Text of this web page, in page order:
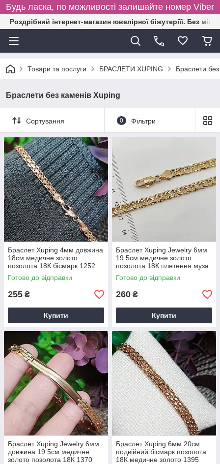
Будь ласка, по можливості залишайте номер Viber
Роздрібний інтернет-магазин ювелірної біжутеріїї. Без
Товари та послуги БРАСЛЕТИ XUPING Браслети
Браслети без каменів Xuping
Сортування 0 Фільтри
Браслет Xuping 4мм довжина
18см медичне золото
позолота 18К бісмарк 1252
Готово до відправки
255 ₴
Купити
Браслет Xuping Jewelry 6мм
19.5см медичне золото
позолота 18К плетення муза
1274
Готово до відправки
260 ₴
Купити
Браслет Xuping Jewelry 6мм
довжина 19.5см медичне
золото позолота 18К 1370
Браслет Xuping 6мм 20см
подвійний бісмарк позолота
18К медичне золото 1395